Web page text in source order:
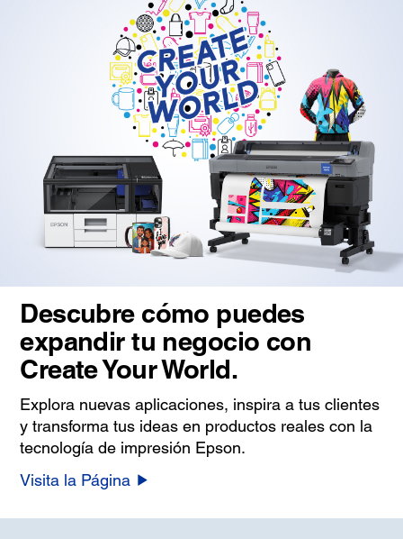
Descubre cómo puedes
expandir tu negocio con
Create Your World.
Explora nuevas aplicaciones, inspira a tus clientes
y transforma tus ideas en productos reales con la
tecnología de impresión Epson.
Visita la Página